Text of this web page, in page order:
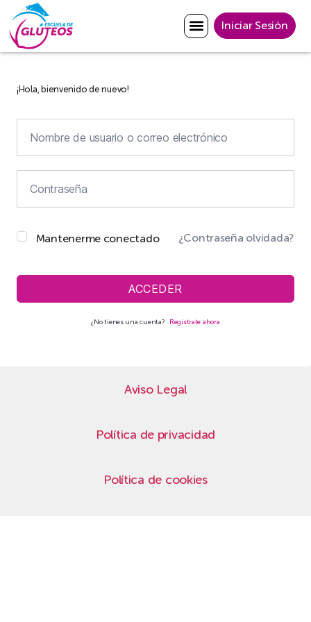
Iniciar Sesión
¡Hola, bienvenido de nuevo!
Mantenerme conectado ¿Contraseña olvidada?
ACCEDER
¿No tienes una cuenta? Regístrate ahora
Aviso Legal
Política de privacidad
Política de cookies